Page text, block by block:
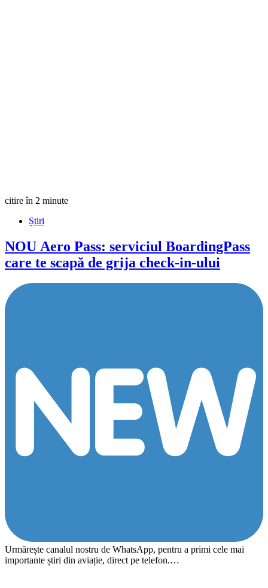
citire în 2 minute
Știri
NOU Aero Pass: serviciul BoardingPass
care te scapă de grija check-in-ului
Urmărește canalul nostru de WhatsApp, pentru a primi cele mai
importante știri din aviație, direct pe telefon.…